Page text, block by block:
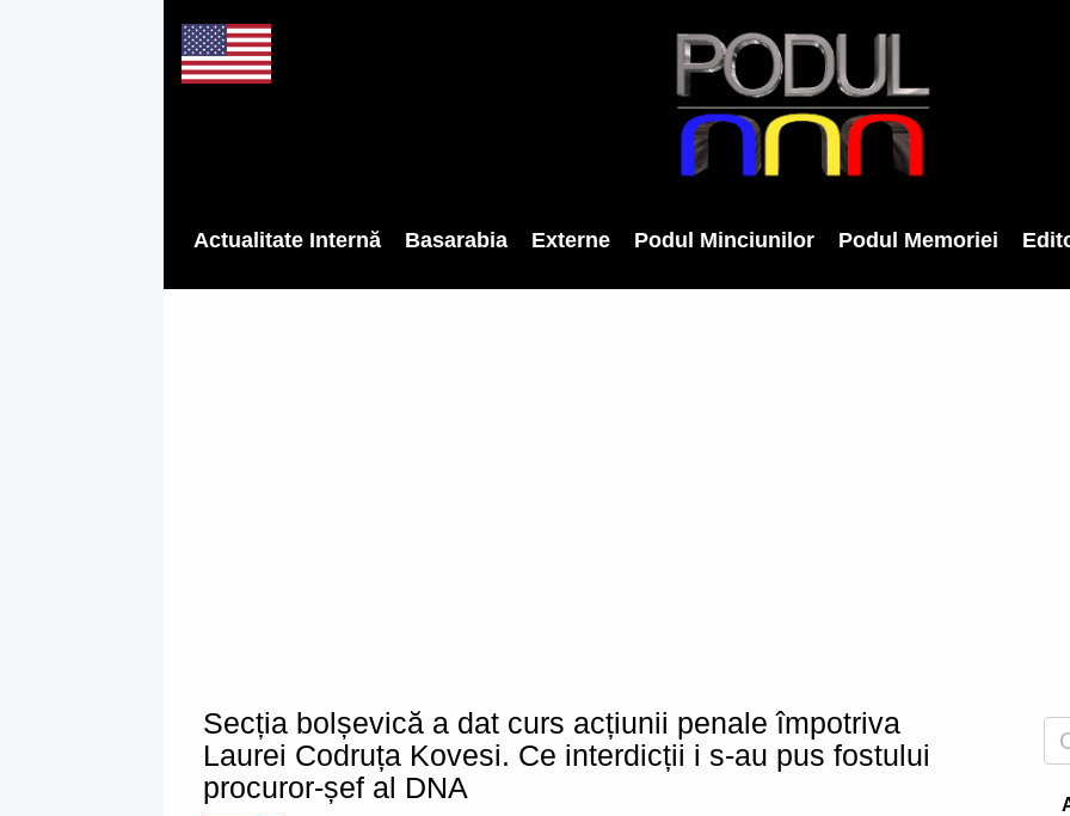
Actualitate Internă Basarabia Externe Podul Minciunilor Podul Memoriei
Secția bolșevică a dat curs acțiunii penale împotriva
Laurei Codruța Kovesi. Ce interdicții i s-au pus fostului
procuror-șef al DNA